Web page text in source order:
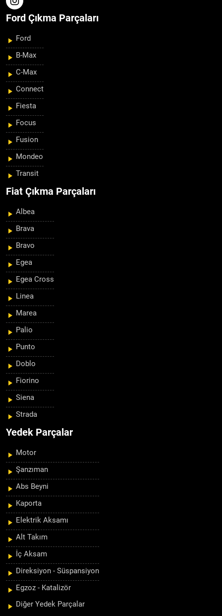
Ford Çıkma Parçaları
Ford
B-Max
C-Max
Connect
Fiesta
Focus
Fusion
Mondeo
Transit
Fiat Çıkma Parçaları
Albea
Brava
Bravo
Egea
Egea Cross
Linea
Marea
Palio
Punto
Doblo
Fiorino
Siena
Strada
Yedek Parçalar
Motor
Şanzıman
Abs Beyni
Kaporta
Elektrik Aksamı
Alt Takım
İç Aksam
Direksiyon - Süspansiyon
Egzoz - Katalizör
Diğer Yedek Parçalar